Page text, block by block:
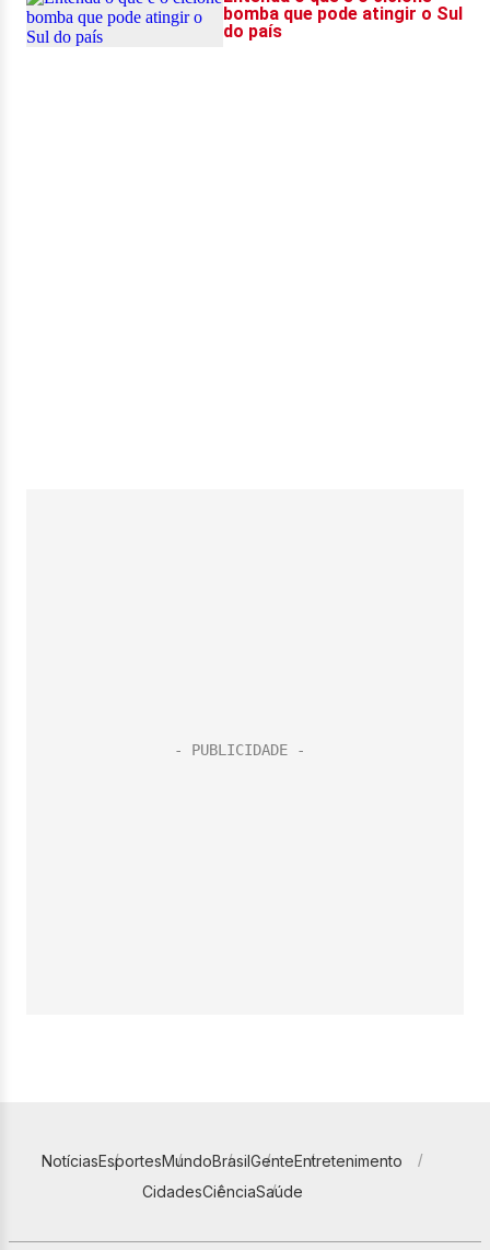
NotíciasEsportesMundoBrasilGenteEntretenimento
CidadesCiênciaSaúde